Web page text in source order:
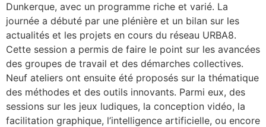
Dunkerque, avec un programme riche et varié. La
journée a débuté par une plénière et un bilan sur les
actualités et les projets en cours du réseau URBA8.
Cette session a permis de faire le point sur les avancées
des groupes de travail et des démarches collectives.
Neuf ateliers ont ensuite été proposés sur la thématique
des méthodes et des outils innovants. Parmi eux, des
sessions sur les jeux ludiques, la conception vidéo, la
facilitation graphique, l’intelligence artificielle, ou encore